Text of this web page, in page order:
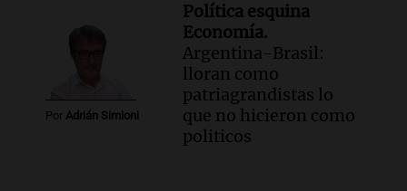
Córdoba multará con hasta $420
mil los escapes libres y sancionará las
"hordas" de motos
Episodios
Audio.Continúan audiencias en caso de
corrupción con testimonios que
Por Adrián Simioni
Política esquina
Economía.
Argentina-Brasil:
lloran como
patriagrandistas lo
que no hicieron como
politicos